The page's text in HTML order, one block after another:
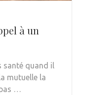
à un
santé quand il
mutuelle la
…